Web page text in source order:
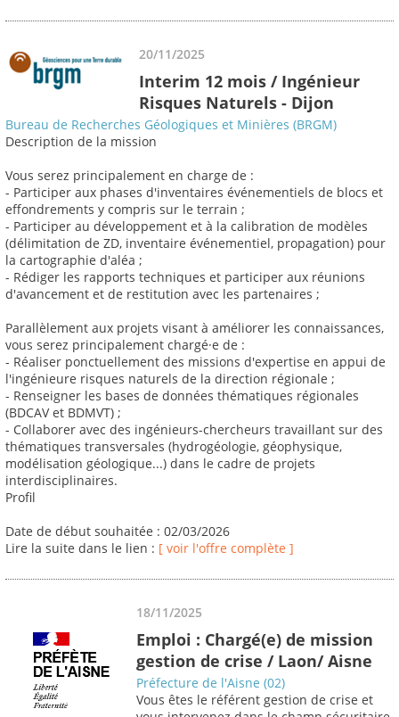
20/11/2025
Interim 12 mois / Ingénieur
Risques Naturels - Dijon
Bureau de Recherches Géologiques et Minières (BRGM)
Description de la mission
Vous serez principalement en charge de :
- Participer aux phases d'inventaires événementiels de blocs et
effondrements y compris sur le terrain ;
- Participer au développement et à la calibration de modèles
(délimitation de ZD, inventaire événementiel, propagation) pour
la cartographie d'aléa ;
- Rédiger les rapports techniques et participer aux réunions
d'avancement et de restitution avec les partenaires ;
Parallèlement aux projets visant à améliorer les connaissances,
vous serez principalement chargé·e de :
- Réaliser ponctuellement des missions d'expertise en appui de
l'ingénieure risques naturels de la direction régionale ;
- Renseigner les bases de données thématiques régionales
(BDCAV et BDMVT) ;
- Collaborer avec des ingénieurs-chercheurs travaillant sur des
thématiques transversales (hydrogéologie, géophysique,
modélisation géologique...) dans le cadre de projets
interdisciplinaires.
Profil
Date de début souhaitée : 02/03/2026
Lire la suite dans le lien : [ voir l'offre complète ]
18/11/2025
Emploi : Chargé(e) de mission
gestion de crise / Laon/ Aisne
Préfecture de l'Aisne (02)
Vous êtes le référent gestion de crise et